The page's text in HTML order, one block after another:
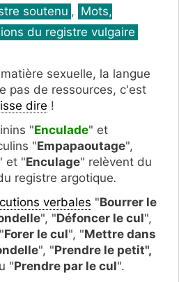
soutenu , Mots,
du registre vulgaire
sexuelle, la langue
pas de ressources, c'est
dire !
"Enculade" et
"Empapaoutage",
et "Enculage" relèvent du
registre argotique.
verbales "Bourrer le
", "Défoncer le cul",
Forer le cul", "Mettre dans
", "Prendre le petit",
"Prendre par le cul".